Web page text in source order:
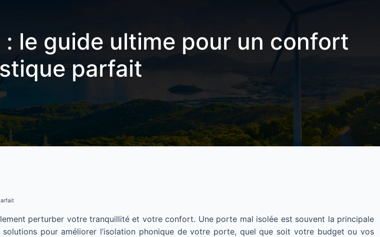
le guide ultime pour un confort
parfait
perturber votre tranquillité et votre confort. Une porte mal isolée est souvent la principale
pour améliorer l’isolation phonique de votre porte, quel que soit votre budget ou vos